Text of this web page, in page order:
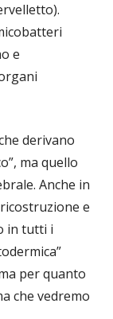
e
derivano
ma quello
Anche in
e
in tutti i
per quanto
che vedremo